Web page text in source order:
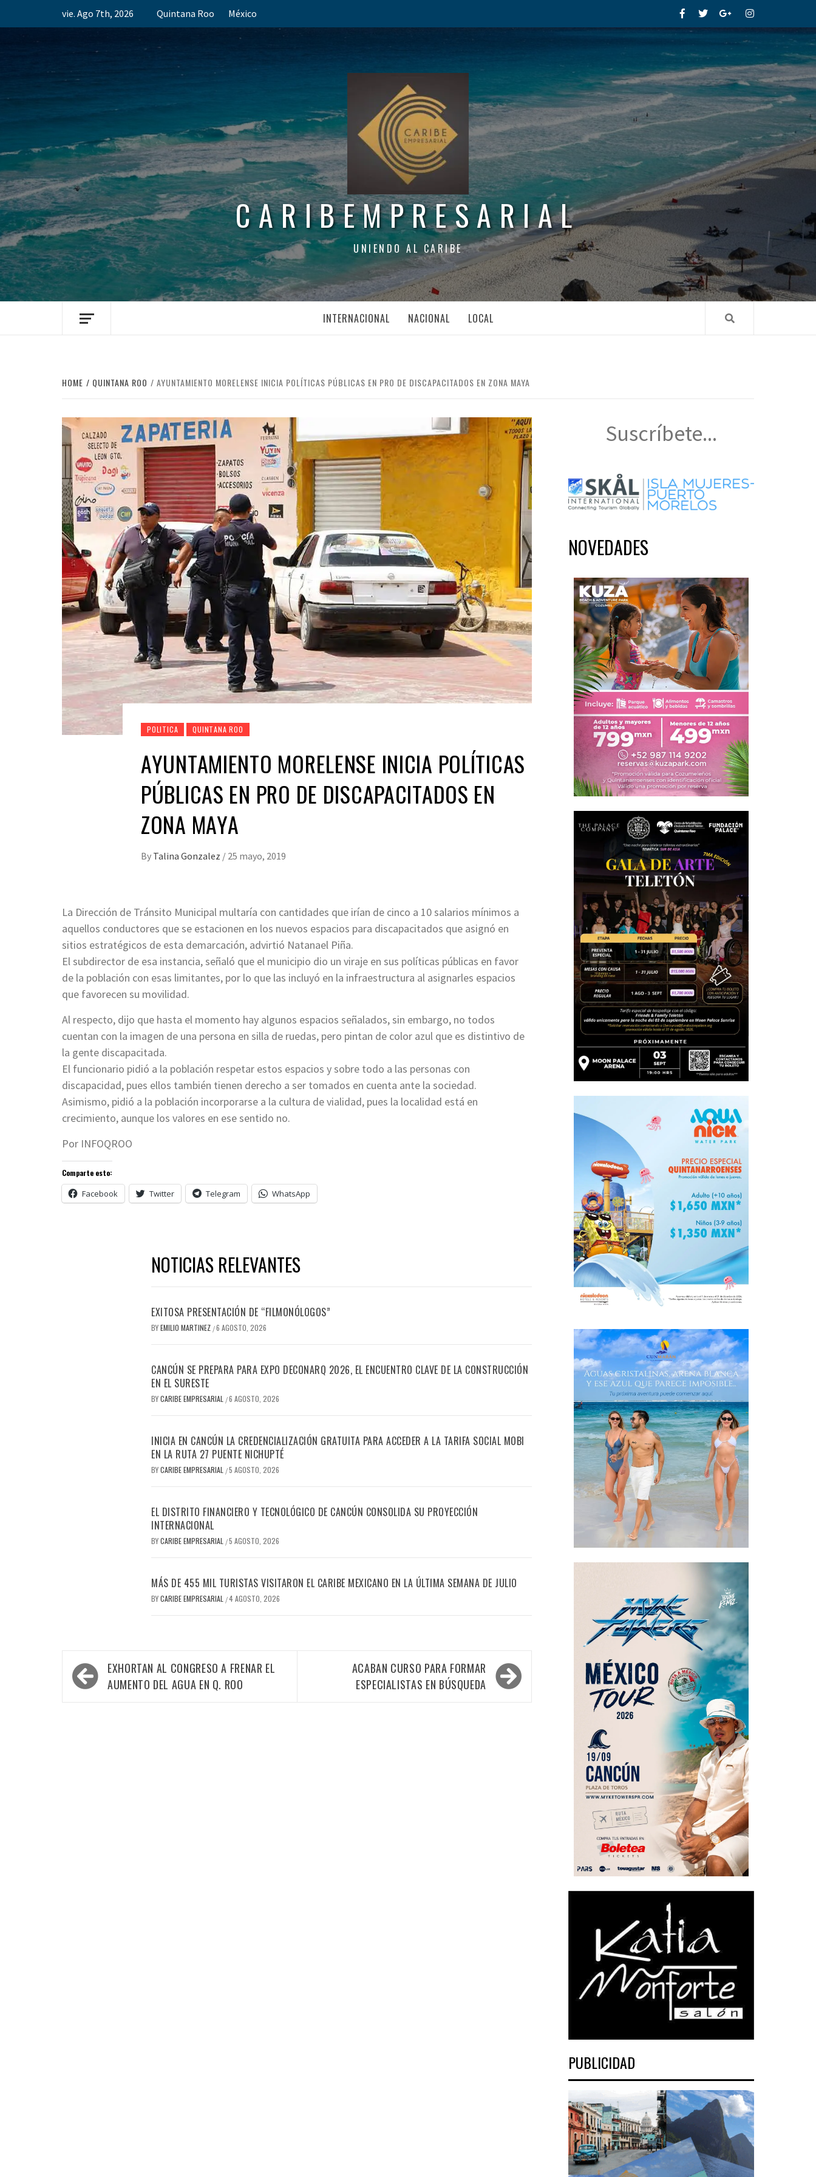
vie. Ago 7th, 2026 Quintana Roo México FacebookTwitterGoogle+Instagram
CARIBEMPRESARIAL
UNIENDO AL CARIBE
INTERNACIONAL NACIONAL LOCAL
HOME QUINTANA ROO AYUNTAMIENTO MORELENSE INICIA POLÍTICAS PÚBLICAS EN PRO DE DISCAPACITADOS EN ZONA MAYA
POLITICA QUINTANA ROO
AYUNTAMIENTO MORELENSE INICIA POLÍTICAS
PÚBLICAS EN PRO DE DISCAPACITADOS EN
ZONA MAYA
By Talina Gonzalez / 25 mayo, 2019
La Dirección de Tránsito Municipal multaría con cantidades que irían de cinco a 10 salarios mínimos a
aquellos conductores que se estacionen en los nuevos espacios para discapacitados que asignó en
sitios estratégicos de esta demarcación, advirtió Natanael Piña.
El subdirector de esa instancia, señaló que el municipio dio un viraje en sus políticas públicas en favor
de la población con esas limitantes, por lo que las incluyó en la infraestructura al asignarles espacios
que favorecen su movilidad.
Al respecto, dijo que hasta el momento hay algunos espacios señalados, sin embargo, no todos
cuentan con la imagen de una persona en silla de ruedas, pero pintan de color azul que es distintivo de
la gente discapacitada.
El funcionario pidió a la población respetar estos espacios y sobre todo a las personas con
discapacidad, pues ellos también tienen derecho a ser tomados en cuenta ante la sociedad.
Asimismo, pidió a la población incorporarse a la cultura de vialidad, pues la localidad está en
crecimiento, aunque los valores en ese sentido no.
Por INFOQROO
Comparte esto:
Facebook Twitter Telegram WhatsApp
NOTICIAS RELEVANTES
EXITOSA PRESENTACIÓN DE “FILMONÓLOGOS”
BYEMILIO MARTINEZ /6 AGOSTO, 2026
CANCÚN SE PREPARA PARA EXPO DECONARQ 2026, EL ENCUENTRO CLAVE DE LA CONSTRUCCIÓN
EN EL SURESTE
BYCARIBE EMPRESARIAL /6 AGOSTO, 2026
INICIA EN CANCÚN LA CREDENCIALIZACIÓN GRATUITA PARA ACCEDER A LA TARIFA SOCIAL MOBI
EN LA RUTA 27 PUENTE NICHUPTÉ
BYCARIBE EMPRESARIAL /5 AGOSTO, 2026
EL DISTRITO FINANCIERO Y TECNOLÓGICO DE CANCÚN CONSOLIDA SU PROYECCIÓN
INTERNACIONAL
BYCARIBE EMPRESARIAL /5 AGOSTO, 2026
MÁS DE 455 MIL TURISTAS VISITARON EL CARIBE MEXICANO EN LA ÚLTIMA SEMANA DE JULIO
BYCARIBE EMPRESARIAL /4 AGOSTO, 2026
Navegación
de
EXHORTAN AL CONGRESO A FRENAR EL
AUMENTO DEL AGUA EN Q. ROO
ACABAN CURSO PARA FORMAR
ESPECIALISTAS EN BÚSQUEDA
Suscríbete...
NOVEDADES
PUBLICIDAD